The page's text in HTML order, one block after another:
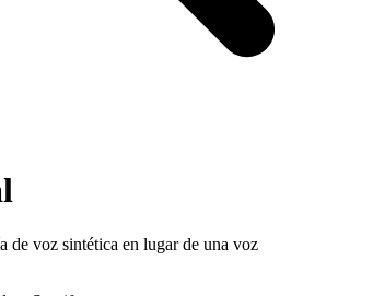
de voz sintética en lugar de una voz